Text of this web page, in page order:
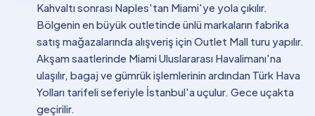
Kahvaltı sonrası Naples'tan Miami'ye yola çıkılır.
Bölgenin en büyük outletinde ünlü markaların fabrika
satış mağazalarında alışveriş için Outlet Mall turu yapılır.
Akşam saatlerinde Miami Uluslararası Havalimanı'na
ulaşılır, bagaj ve gümrük işlemlerinin ardından Türk Hava
Yolları tarifeli seferiyle İstanbul'a uçulur. Gece uçakta
geçirilir.